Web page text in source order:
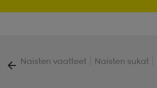
Naisten vaatteet Naisten sukat